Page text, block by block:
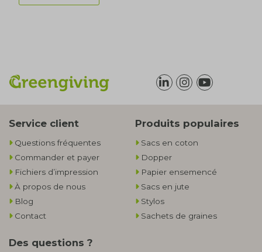
Service client
Questions fréquentes
Commander et payer
Fichiers d’impression
À propos de nous
Blog
Contact
Produits populaires
Sacs en coton
Dopper
Papier ensemencé
Sacs en jute
Stylos
Sachets de graines
Des questions ?